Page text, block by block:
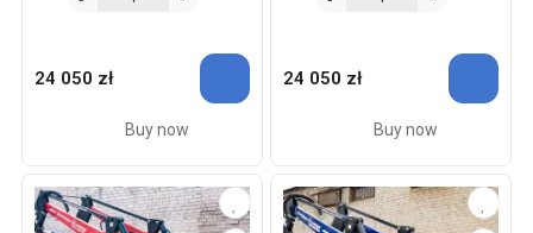
24 050 zł
Buy now
24 050 zł
Buy now